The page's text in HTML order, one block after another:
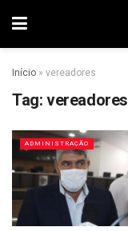
Início » vereadores
Tag: vereadores
ADMINISTRAÇÃO